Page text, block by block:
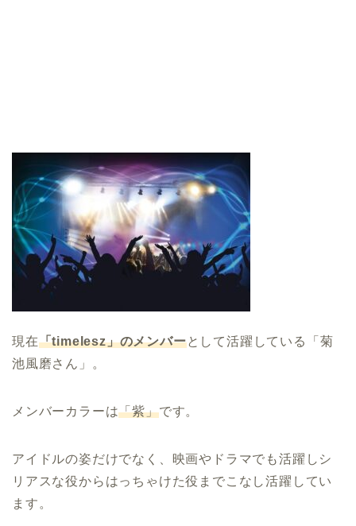
現在「timelesz」のメンバーとして活躍している「菊
池風磨さん」。
メンバーカラーは「紫」です。
アイドルの姿だけでなく、映画やドラマでも活躍しシ
リアスな役からはっちゃけた役までこなし活躍してい
ます。